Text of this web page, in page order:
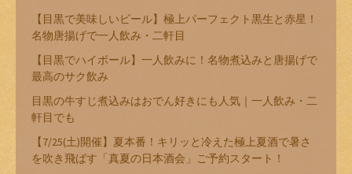
【目黒で美味しいビール】極上パーフェクト黒生と赤星！
名物唐揚げで一人飲み・二軒目
【目黒でハイボール】一人飲みに！名物煮込みと唐揚げで
最高のサク飲み
目黒の牛すじ煮込みはおでん好きにも人気｜一人飲み・二
軒目でも
【7/25(土)開催】夏本番！キリッと冷えた極上夏酒で暑さ
を吹き飛ばす「真夏の日本酒会」ご予約スタート！